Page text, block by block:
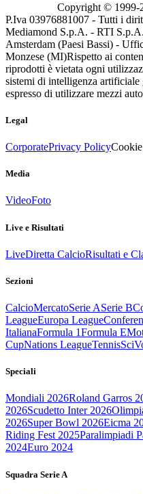
Copyright © 1999-
P.Iva 03976881007 - Tutti i
Mediamond S.p.A. - RTI
Amsterdam (Paesi Bassi) -
Monzese (MI)Rispetto ai
riprodotti è vietata ogni
sistemi di intelligenza
espresso di utilizzare mezzi
Legal
CorporatePrivacy Policy
Media
VideoFoto
Live e Risultati
LiveDiretta CalcioRisultati e
Sezioni
CalcioMercatoSerie ASerie B
LeagueEuropa League
ItalianaFormula 1Formula E
CupNations LeagueTennisSci
Speciali
Mondiali 2026Roland Garros
2026Scudetto Inter 2026
2026Super Bowl 2026Eicma
Riding Fest 2025Paralimpiadi
2024Euro 2024
Squadra Serie A